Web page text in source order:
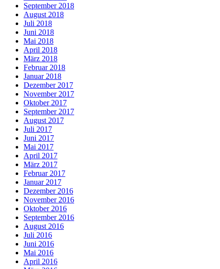
September 2018
August 2018
Juli 2018
Juni 2018
Mai 2018
April 2018
März 2018
Februar 2018
Januar 2018
Dezember 2017
November 2017
Oktober 2017
September 2017
August 2017
Juli 2017
Juni 2017
Mai 2017
April 2017
März 2017
Februar 2017
Januar 2017
Dezember 2016
November 2016
Oktober 2016
September 2016
August 2016
Juli 2016
Juni 2016
Mai 2016
April 2016